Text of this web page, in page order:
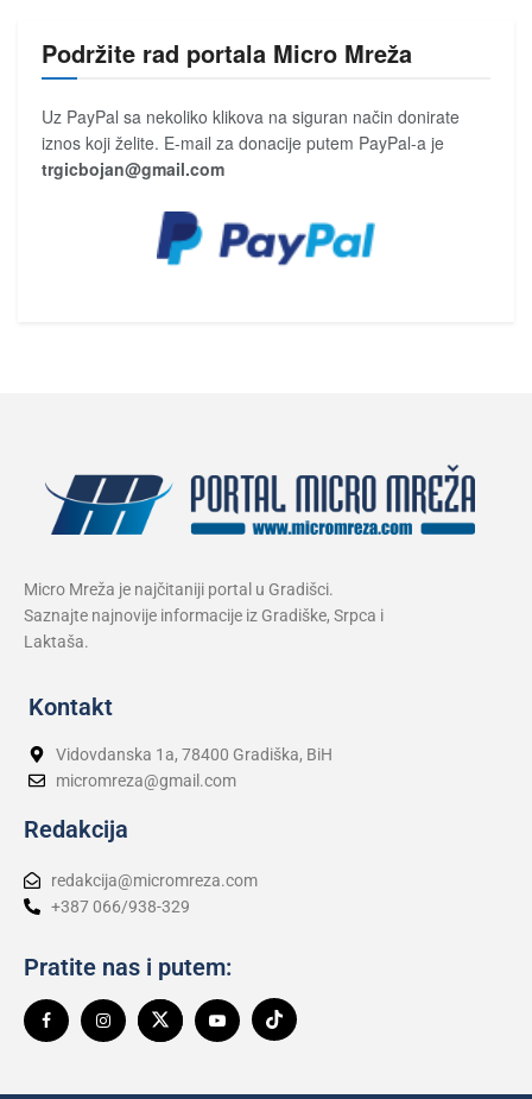
Podržite rad portala Micro Mreža
Uz PayPal sa nekoliko klikova na siguran način donirate
iznos koji želite. E-mail za donacije putem PayPal-a je
trgicbojan@gmail.com
Micro Mreža je najčitaniji portal u Gradišci.
Saznajte najnovije informacije iz Gradiške, Srpca i
Laktaša.
Kontakt
Vidovdanska 1a, 78400 Gradiška, BiH
micromreza@gmail.com
Redakcija
redakcija@micromreza.com
+387 066/938-329
Pratite nas i putem: